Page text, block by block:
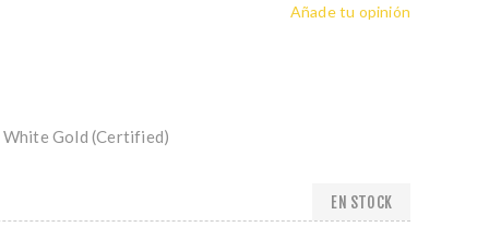
Añade tu opinión
Gold (Certified)
EN STOCK